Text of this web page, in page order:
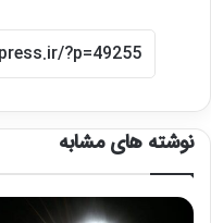
نوشته های مشابه